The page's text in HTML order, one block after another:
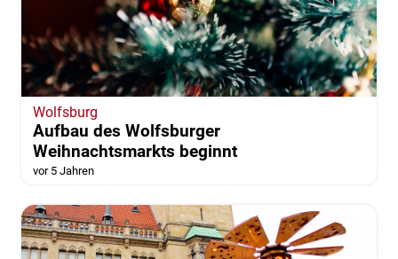
Wolfsburg
Aufbau des Wolfsburger
Weihnachtsmarkts beginnt
vor 5 Jahren